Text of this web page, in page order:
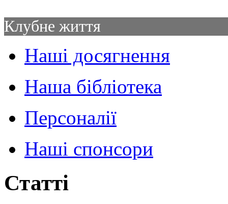
Клубне життя
Наші досягнення
Наша бібліотека
Персоналії
Наші спонсори
Статті